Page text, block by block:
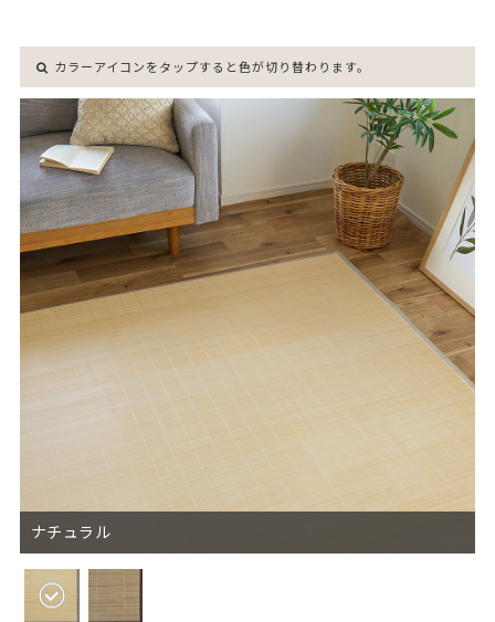
カラーアイコンをタップすると色が切り替わります。
ナチュラル